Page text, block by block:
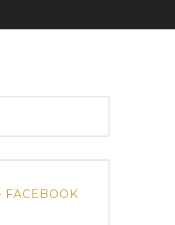
FACEBOOK